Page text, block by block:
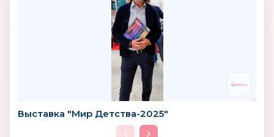
Выставка "Мир Детства-2025"